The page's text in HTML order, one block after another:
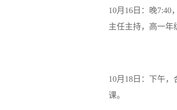
10月 16 日：晚7:40
主任主持，高一年
10月 18 日：下午，
课。